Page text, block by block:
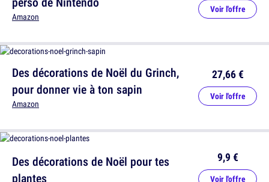
Amazon
Voir l'offre
Des décorations de Noël pour tes
plantes
9,9 €
Voir l'offre
Des décorations de Noël du Grinch,
pour donner vie à ton sapin
Amazon
27,66 €
Voir l'offre